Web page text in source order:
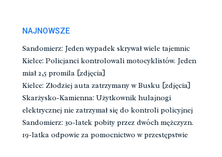
NAJNOWSZE
Sandomierz: Jeden wypadek skrywał wiele tajemnic
Kielce: Policjanci kontrolowali motocyklistów. Jeden
miał 2,5 promila [zdjęcia]
Kielce: Złodziej auta zatrzymany w Busku [zdjęcia]
Skarżysko-Kamienna: Użytkownik hulajnogi
elektrycznej nie zatrzymał się do kontroli policyjnej
Sandomierz: 30-latek pobity przez dwóch mężczyzn.
19-latka odpowie za pomocnictwo w przestępstwie